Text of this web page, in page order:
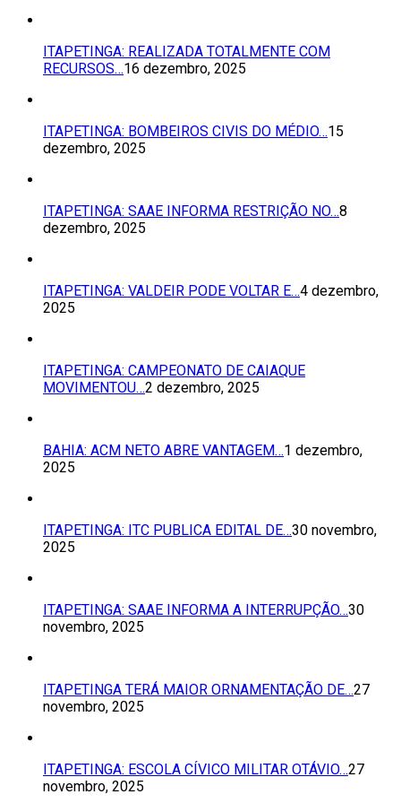
ITAPETINGA: REALIZADA TOTALMENTE COM
RECURSOS…16 dezembro, 2025
ITAPETINGA: BOMBEIROS CIVIS DO MÉDIO…15
dezembro, 2025
ITAPETINGA: SAAE INFORMA RESTRIÇÃO NO…8
dezembro, 2025
ITAPETINGA: VALDEIR PODE VOLTAR E…4 dezembro,
2025
ITAPETINGA: CAMPEONATO DE CAIAQUE
MOVIMENTOU…2 dezembro, 2025
BAHIA: ACM NETO ABRE VANTAGEM…1 dezembro,
2025
ITAPETINGA: ITC PUBLICA EDITAL DE…30 novembro,
2025
ITAPETINGA: SAAE INFORMA A INTERRUPÇÃO…30
novembro, 2025
ITAPETINGA TERÁ MAIOR ORNAMENTAÇÃO DE…27
novembro, 2025
ITAPETINGA: ESCOLA CÍVICO MILITAR OTÁVIO…27
novembro, 2025